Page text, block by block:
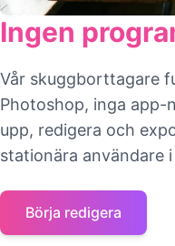
Ingen
Vår skuggborttagare
Photoshop, inga app-
upp, redigera och
stationära användare
Börja redigera